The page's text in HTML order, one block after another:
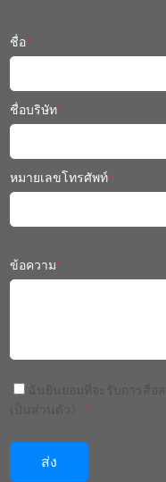
ชื่อ*
ชื่อบริษัท*
หมายเลขโทรศัพท์*
ข้อความ*
*